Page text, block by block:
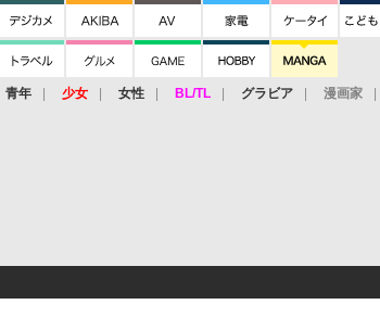
青年 少女 女性 BL/TL グラビア 漫画家